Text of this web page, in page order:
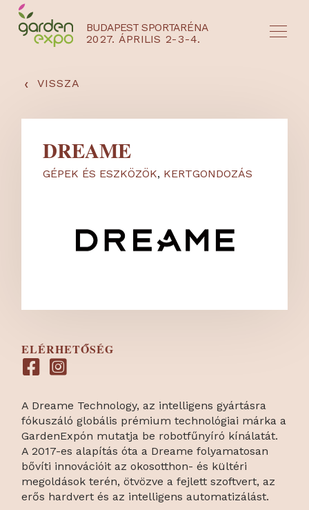
BUDAPEST SPORTARÉNA
2027. ÁPRILIS 2-3-4.
‹ VISSZA
DREAME
GÉPEK ÉS ESZKÖZÖK, KERTGONDOZÁS
ELÉRHETŐSÉG
A Dreame Technology, az intelligens gyártásra
fókuszáló globális prémium technológiai márka a
GardenExpón mutatja be robotfűnyíró kínálatát.
A 2017-es alapítás óta a Dreame folyamatosan
bővíti innovációit az okosotthon- és kültéri
megoldások terén, ötvözve a fejlett szoftvert, az
erős hardvert és az intelligens automatizálást.